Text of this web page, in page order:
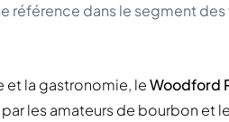
référence dans le segment
et la gastronomie, leWoodford
les amateurs de bourbon et